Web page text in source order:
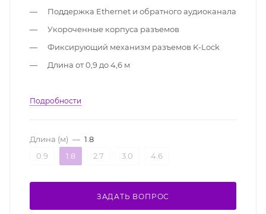
Поддержка Ethernet и обратного аудиоканала
Укороченные корпуса разъемов
Фиксирующий механизм разъемов K-Lock
Длина от 0,9 до 4,6 м
Подробности
Длина (м) — 1.8
0.9
1.8 2.7 3.0 4.6
ЗАДАТЬ ВОПРОС